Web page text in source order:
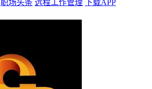
职场头条 远程工作管理 下载APP